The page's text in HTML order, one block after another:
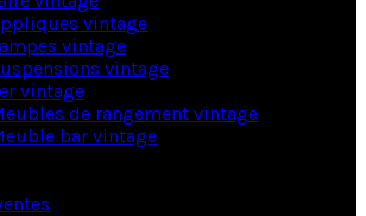
vintage
vintage
vintage
vintage
de rangement vintage
bar vintage